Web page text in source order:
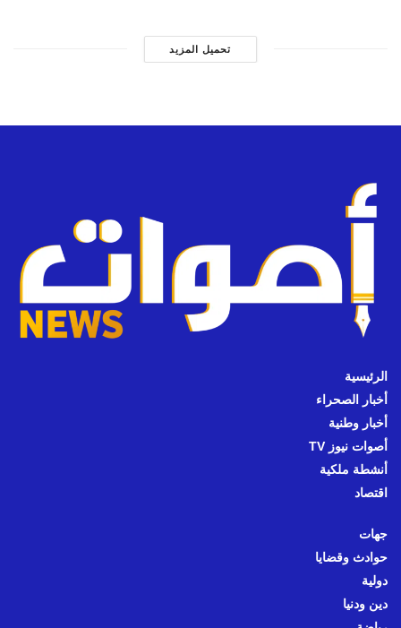
تحميل المزيد
الرئيسية
أخبار الصحراء
أخبار وطنية
أصوات نيوز TV
أنشطة ملكية
اقتصاد
جهات
حوادث وقضايا
دولية
دين ودنيا